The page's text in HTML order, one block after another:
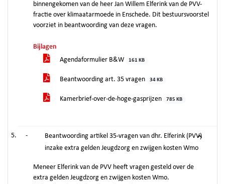
binnengekomen van de heer Jan Willem Elferink van de PVV-
fractie over klimaatarmoede in Enschede. Dit bestuursvoorstel
voorziet in beantwoording van deze vragen.
Bijlagen
Agendaformulier B&W
161 KB
Beantwoording art. 35 vragen 34 KB
Kamerbrief-over-de-hoge-gasprijzen 785 KB
-
Beantwoording artikel 35-vragen van dhr. Elferink (PVV)
inzake extra gelden Jeugdzorg en zwijgen kosten Wmo
Meneer Elferink van de PVV heeft vragen gesteld over de
extra gelden Jeugdzorg en zwijgen kosten Wmo.